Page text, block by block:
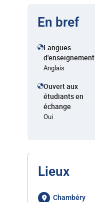
En bref
Langues
d'enseignement
Anglais
Ouvert aux
étudiants en
échange
Oui
Lieux
Chambéry